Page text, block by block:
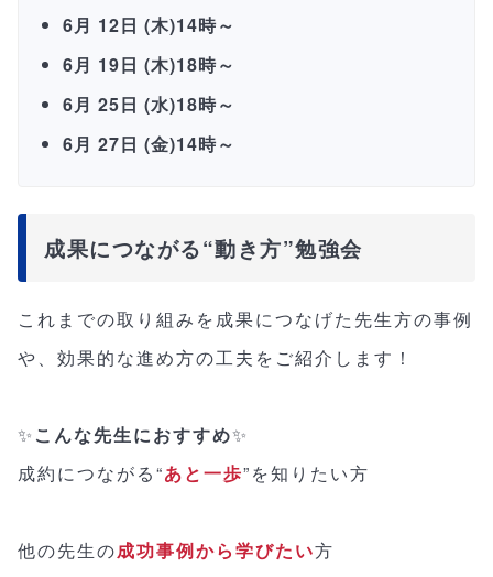
6月 12日 (木)14時～
6月 19日 (木)18時～
6月 25日 (水)18時～
6月 27日 (金)14時～
成果につながる“動き方”勉強会
これまでの取り組みを成果につなげた先生方の事例
や、効果的な進め方の工夫をご紹介します！
✨ こんな先生におすすめ✨
成約につながる“あと一歩”を知りたい方
他の先生の成功事例から学びたい方